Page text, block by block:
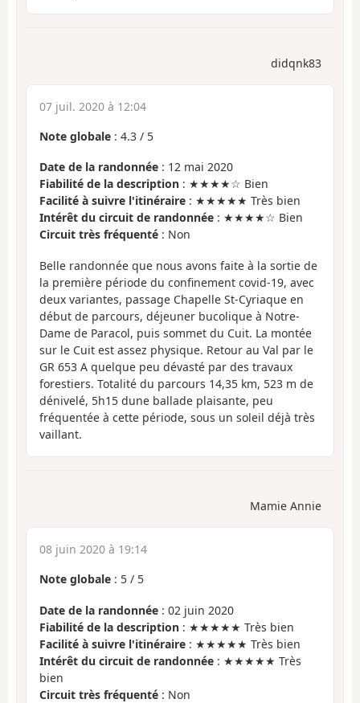
didqnk83
07 juil. 2020 à 12:04
Note globale : 4.3 / 5
Date de la randonnée : 12 mai 2020
Fiabilité de la description : ★★★★☆ Bien
Facilité à suivre l'itinéraire : ★★★★★ Très bien
Intérêt du circuit de randonnée : ★★★★☆ Bien
Circuit très fréquenté : Non
Belle randonnée que nous avons faite à la sortie de
la première période du confinement covid-19, avec
deux variantes, passage Chapelle St-Cyriaque en
début de parcours, déjeuner bucolique à Notre-
Dame de Paracol, puis sommet du Cuit. La montée
sur le Cuit est assez physique. Retour au Val par le
GR 653 A quelque peu dévasté par des travaux
forestiers. Totalité du parcours 14,35 km, 523 m de
dénivelé, 5h15 dune ballade plaisante, peu
fréquentée à cette période, sous un soleil déjà très
vaillant.
Mamie Annie
08 juin 2020 à 19:14
Note globale : 5 / 5
Date de la randonnée : 02 juin 2020
Fiabilité de la description : ★★★★★ Très bien
Facilité à suivre l'itinéraire : ★★★★★ Très bien
Intérêt du circuit de randonnée : ★★★★★ Très
bien
Circuit très fréquenté : Non